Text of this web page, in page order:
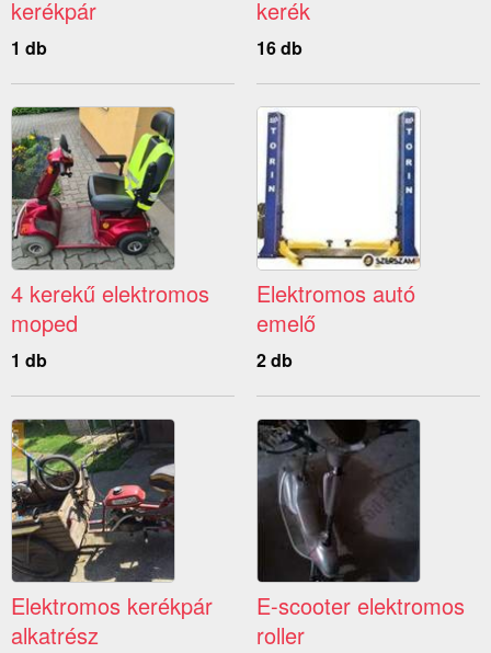
kerékpár
1 db
kerék
16 db
4 kerekű elektromos
moped
1 db
Elektromos autó
emelő
2 db
Elektromos kerékpár
alkatrész
E-scooter elektromos
roller